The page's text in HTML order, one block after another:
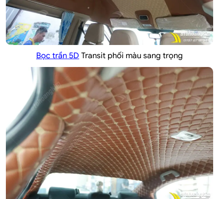
Bọc trần 5D Transit phối màu sang trọng